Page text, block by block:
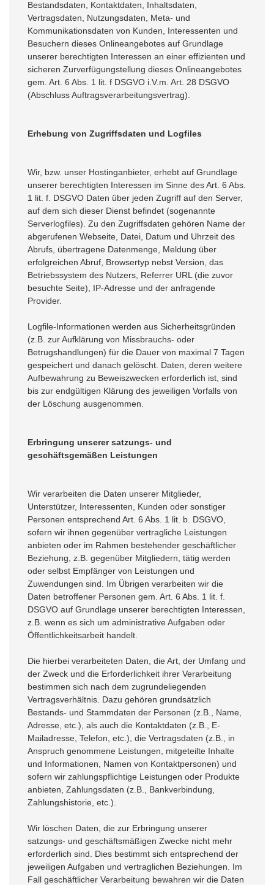
Bestandsdaten, Kontaktdaten, Inhaltsdaten,
Vertragsdaten, Nutzungsdaten, Meta- und
Kommunikationsdaten von Kunden, Interessenten und
Besuchern dieses Onlineangebotes auf Grundlage
unserer berechtigten Interessen an einer effizienten und
sicheren Zurverfügungstellung dieses Onlineangebotes
gem. Art. 6 Abs. 1 lit. f DSGVO i.V.m. Art. 28 DSGVO
(Abschluss Auftragsverarbeitungsvertrag).
Erhebung von Zugriffsdaten und Logfiles
Wir, bzw. unser Hostinganbieter, erhebt auf Grundlage
unserer berechtigten Interessen im Sinne des Art. 6 Abs.
1 lit. f. DSGVO Daten über jeden Zugriff auf den Server,
auf dem sich dieser Dienst befindet (sogenannte
Serverlogfiles). Zu den Zugriffsdaten gehören Name der
abgerufenen Webseite, Datei, Datum und Uhrzeit des
Abrufs, übertragene Datenmenge, Meldung über
erfolgreichen Abruf, Browsertyp nebst Version, das
Betriebssystem des Nutzers, Referrer URL (die zuvor
besuchte Seite), IP-Adresse und der anfragende
Provider.
Logfile-Informationen werden aus Sicherheitsgründen
(z.B. zur Aufklärung von Missbrauchs- oder
Betrugshandlungen) für die Dauer von maximal 7 Tagen
gespeichert und danach gelöscht. Daten, deren weitere
Aufbewahrung zu Beweiszwecken erforderlich ist, sind
bis zur endgültigen Klärung des jeweiligen Vorfalls von
der Löschung ausgenommen.
Erbringung unserer satzungs- und
geschäftsgemäßen Leistungen
Wir verarbeiten die Daten unserer Mitglieder,
Unterstützer, Interessenten, Kunden oder sonstiger
Personen entsprechend Art. 6 Abs. 1 lit. b. DSGVO,
sofern wir ihnen gegenüber vertragliche Leistungen
anbieten oder im Rahmen bestehender geschäftlicher
Beziehung, z.B. gegenüber Mitgliedern, tätig werden
oder selbst Empfänger von Leistungen und
Zuwendungen sind. Im Übrigen verarbeiten wir die
Daten betroffener Personen gem. Art. 6 Abs. 1 lit. f.
DSGVO auf Grundlage unserer berechtigten Interessen,
z.B. wenn es sich um administrative Aufgaben oder
Öffentlichkeitsarbeit handelt.
Die hierbei verarbeiteten Daten, die Art, der Umfang und
der Zweck und die Erforderlichkeit ihrer Verarbeitung
bestimmen sich nach dem zugrundeliegenden
Vertragsverhältnis. Dazu gehören grundsätzlich
Bestands- und Stammdaten der Personen (z.B., Name,
Adresse, etc.), als auch die Kontaktdaten (z.B., E-
Mailadresse, Telefon, etc.), die Vertragsdaten (z.B., in
Anspruch genommene Leistungen, mitgeteilte Inhalte
und Informationen, Namen von Kontaktpersonen) und
sofern wir zahlungspflichtige Leistungen oder Produkte
anbieten, Zahlungsdaten (z.B., Bankverbindung,
Zahlungshistorie, etc.).
Wir löschen Daten, die zur Erbringung unserer
satzungs- und geschäftsmäßigen Zwecke nicht mehr
erforderlich sind. Dies bestimmt sich entsprechend der
jeweiligen Aufgaben und vertraglichen Beziehungen. Im
Fall geschäftlicher Verarbeitung bewahren wir die Daten